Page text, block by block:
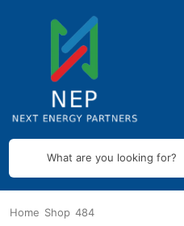
What are you looking for?
Home Shop 484